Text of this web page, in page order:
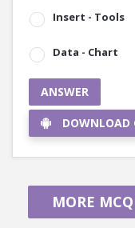
Insert - Tools
Data - Chart
ANSWER
DOWNLOAD
MORE